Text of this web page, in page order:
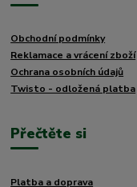
Obchodní podmínky
Reklamace a vrácení zboží
Ochrana osobních údajů
Twisto - odložená platba
Přečtěte si
Platba a doprava